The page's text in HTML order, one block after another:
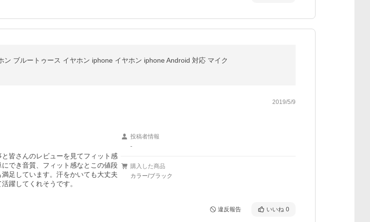
ブルートゥース イヤホン iphone イヤホン iphone Android 対応 マイク
2019/5/9
皆さんのレビューを見てフィット感
でき音質、フィット感なとこの値段
足しています。汗をかいても大丈夫
躍してくれそうです。
投稿者情報
-
購入した商品
カラー/ブラック
違反報告 いいね 0